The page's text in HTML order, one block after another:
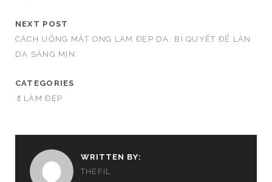
NEXT POST
CÁCH UỐNG MẬT ONG LÀM ĐẸP DA: BÍ QUYẾT ĐỂ LÀN
DA SÁNG MỊN
CATEGORIES
💄LÀM ĐẸP
WRITTEN BY:
THEFIL